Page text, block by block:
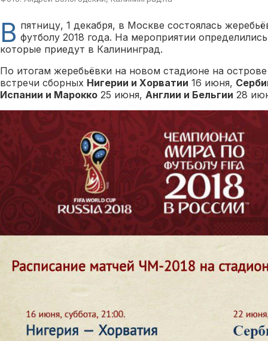
В пятницу, 1 декабря, в Москве состоялась
футболу 2018 года. На мероприятии
которые приедут в Калининград.
По итогам жеребьёвки на новом стадионе на
встречи сборных Нигерии и Хорватии 16 июня,
Испании и Марокко 25 июня, Англии и Бельгии 28